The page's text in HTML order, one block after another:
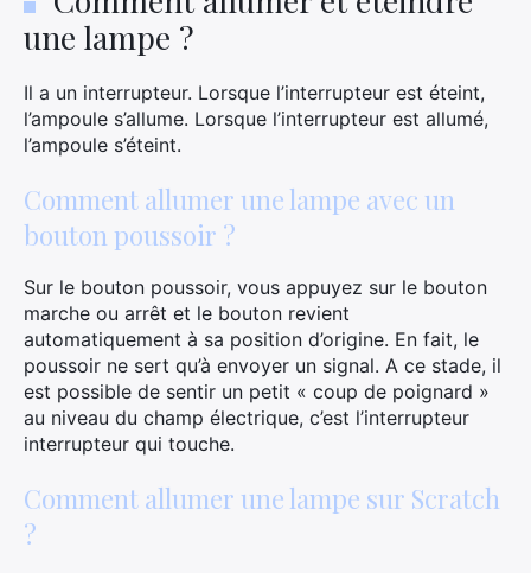
une lampe ?
Il a un interrupteur. Lorsque l’interrupteur est éteint,
l’ampoule s’allume. Lorsque l’interrupteur est allumé,
l’ampoule s’éteint.
Comment allumer une lampe avec un
bouton poussoir ?
Sur le bouton poussoir, vous appuyez sur le bouton
marche ou arrêt et le bouton revient
automatiquement à sa position d’origine. En fait, le
poussoir ne sert qu’à envoyer un signal. A ce stade, il
est possible de sentir un petit « coup de poignard »
au niveau du champ électrique, c’est l’interrupteur
interrupteur qui touche.
Comment allumer une lampe sur Scratch
?